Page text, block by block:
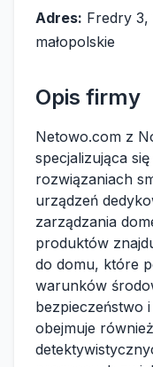
Adres: Fredry
małopolskie
Opis firmy
Netowo.com z
specjalizująca
rozwiązaniach
urządzeń
zarządzania
produktów
do domu, które
warunków
bezpieczeństwo
obejmuje